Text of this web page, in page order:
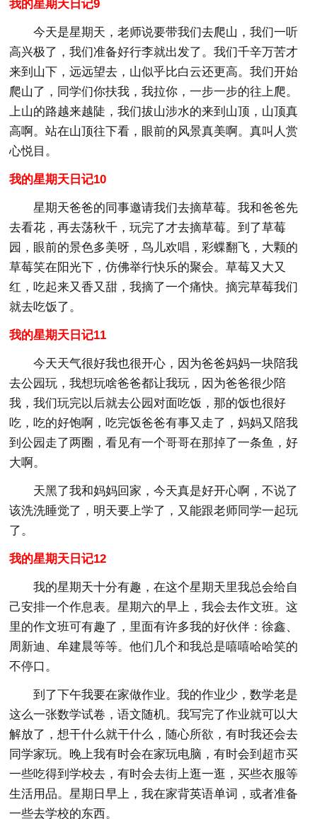
我的星期天日记9
今天是星期天，老师说要带我们去爬山，我们一听
高兴极了，我们准备好行李就出发了。我们千辛万苦才
来到山下，远远望去，山似乎比白云还更高。我们开始
爬山了，同学们你扶我，我拉你，一步一步的往上爬。
上山的路越来越陡，我们拔山涉水的来到山顶，山顶真
高啊。站在山顶往下看，眼前的风景真美啊。真叫人赏
心悦目。
我的星期天日记10
星期天爸爸的同事邀请我们去摘草莓。我和爸爸先
去看花，再去荡秋千，玩完了才去摘草莓。到了草莓
园，眼前的景色多美呀，鸟儿欢唱，彩蝶翻飞，大颗的
草莓笑在阳光下，仿佛举行快乐的聚会。草莓又大又
红，吃起来又香又甜，我摘了一个痛快。摘完草莓我们
就去吃饭了。
我的星期天日记11
今天天气很好我也很开心，因为爸爸妈妈一块陪我
去公园玩，我想玩啥爸爸都让我玩，因为爸爸很少陪
我，我们玩完以后就去公园对面吃饭，那的饭也很好
吃，吃的好饱啊，吃完饭爸爸有事又走了，妈妈又陪我
到公园走了两圈，看见有一个哥哥在那掉了一条鱼，好
大啊。
天黑了我和妈妈回家，今天真是好开心啊，不说了
该洗洗睡觉了，明天要上学了，又能跟老师同学一起玩
了。
我的星期天日记12
我的星期天十分有趣，在这个星期天里我总会给自
己安排一个作息表。星期六的早上，我会去作文班。这
里的作文班可有趣了，里面有许多我的好伙伴：徐鑫、
周新迪、牟建晨等等。他们几个和我总是嘻嘻哈哈笑的
不停口。
到了下午我要在家做作业。我的作业少，数学老是
这么一张数学试卷，语文随机。我写完了作业就可以大
解放了，想干什么就干什么，随心所欲，有时我还会去
同学家玩。晚上我有时会在家玩电脑，有时会到超市买
一些吃得到学校去，有时会去街上逛一逛，买些衣服等
生活用品。星期日早上，我在家背英语单词，或者准备
一些去学校的东西。